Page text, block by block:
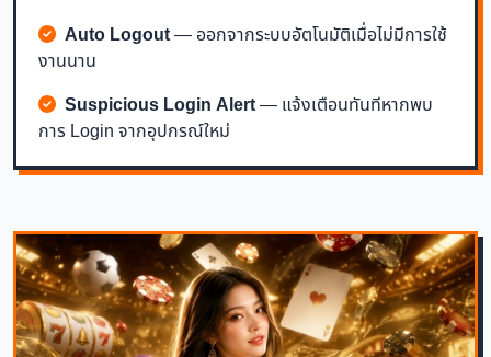
Auto Logout— ออกจากระบบอัตโนมัติเมื่อไม่มีการใช้
งานนาน
Suspicious Login Alert— แจ้งเตือนทันทีหากพบ
การ Login จากอุปกรณ์ใหม่